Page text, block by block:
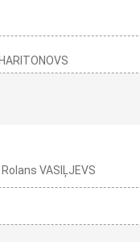
VASIĻJEVS